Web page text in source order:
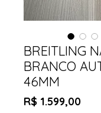
BREITLING
BRANCO
46MM
R$ 1.599,00